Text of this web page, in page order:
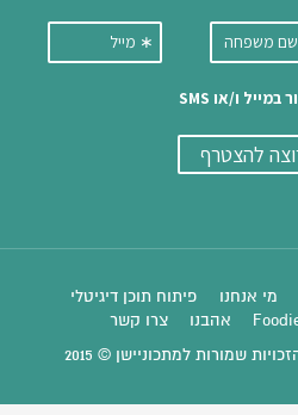
מי אנחנו
פיתוח תוכן דיגיטלי
אהבנו צרו קשר
שמורות למתכוניישן © 2015